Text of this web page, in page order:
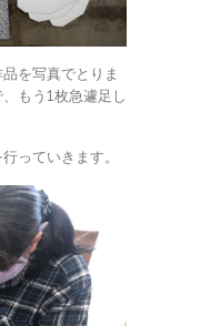
を写真でとりま
もう1枚急遽足し
っていきます。